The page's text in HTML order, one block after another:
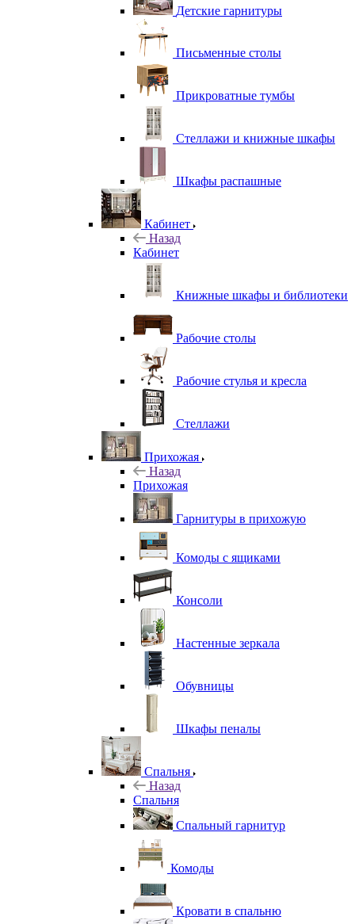
Детские гарнитуры
Письменные столы
Прикроватные тумбы
Стеллажи и книжные шкафы
Шкафы распашные
Кабинет
Назад
Кабинет
Книжные шкафы и библиотеки
Рабочие столы
Рабочие стулья и кресла
Стеллажи
Прихожая
Назад
Прихожая
Гарнитуры в прихожую
Комоды с ящиками
Консоли
Настенные зеркала
Обувницы
Шкафы пеналы
Спальня
Назад
Спальня
Спальный гарнитур
Комоды
Кровати в спальню